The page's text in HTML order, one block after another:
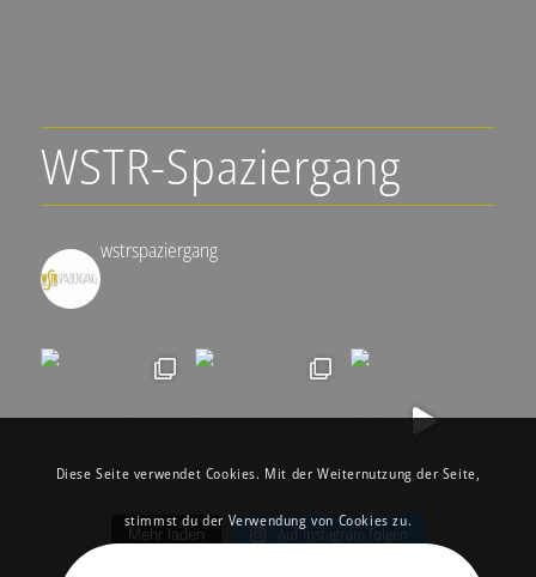
WSTR-Spaziergang
wstrspaziergang
▪️🍇 Weinlagen-Erlebnis-Touren
der Weinstraße
Mehr laden Auf Instagram folgen
Diese Seite verwendet Cookies. Mit der Weiternutzung der Seite,
stimmst du der Verwendung von Cookies zu.